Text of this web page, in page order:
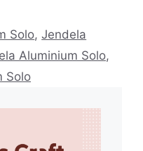
Solo,Jendela
Aluminium Solo,
Solo